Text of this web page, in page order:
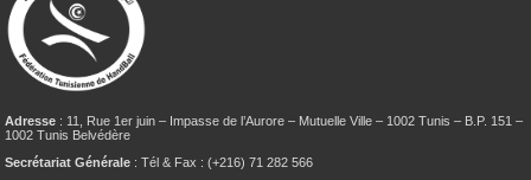
Adresse : 11, Rue 1er juin – Impasse de l’Aurore – Mutuelle Ville – 1002 Tunis – B.P. 151 –
1002 Tunis Belvédère
Secrétariat Générale : Tél & Fax : (+216) 71 282 566